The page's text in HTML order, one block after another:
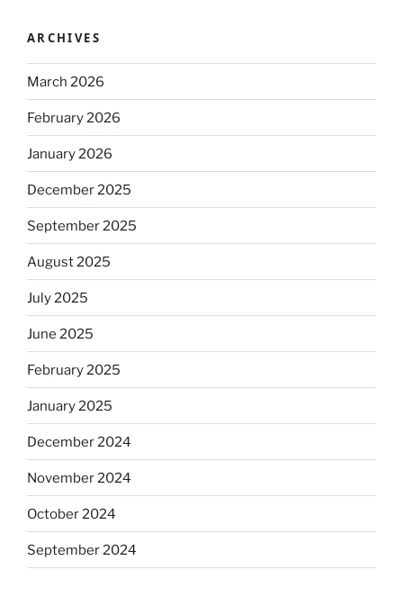
ARCHIVES
March 2026
February 2026
January 2026
December 2025
September 2025
August 2025
July 2025
June 2025
February 2025
January 2025
December 2024
November 2024
October 2024
September 2024